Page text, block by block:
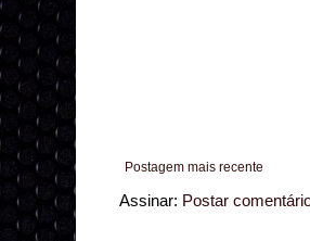
Postagem mais recente
Assinar: Postar